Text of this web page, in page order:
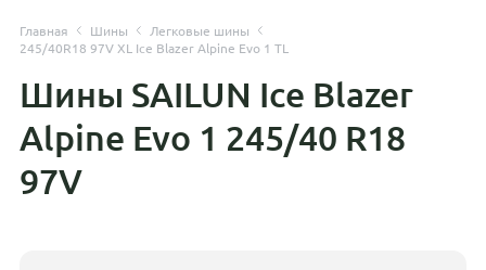
Главная Шины
Легковые шины
245/40R18 97V XL Ice Blazer Alpine Evo 1 TL
Шины SAILUN Ice Blazer
Alpine Evo 1 245/40 R18
97V